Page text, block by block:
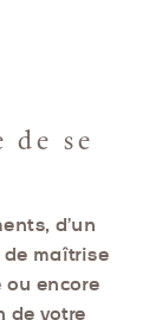
de se
d’un
de maîtrise
ou encore
de votre